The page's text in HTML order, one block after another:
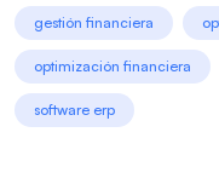
gestión financiera
optimización financiera
software erp